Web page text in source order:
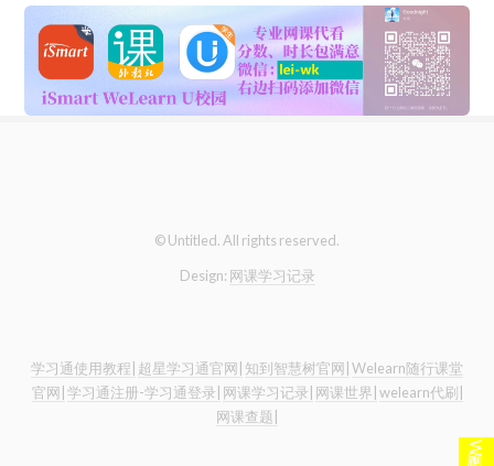
© Untitled. All rights reserved.
Design: 网课学习记录
学习通使用教程| 超星学习通官网| 知到智慧树官网| Welearn随行课堂
官网| 学习通注册-学习通登录| 网课学习记录| 网课世界| welearn代刷|
网课查题|